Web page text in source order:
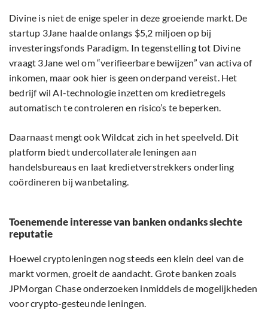
Divine is niet de enige speler in deze groeiende markt. De
startup 3Jane haalde onlangs $5,2 miljoen op bij
investeringsfonds Paradigm. In tegenstelling tot Divine
vraagt 3Jane wel om “verifieerbare bewijzen” van activa of
inkomen, maar ook hier is geen onderpand vereist. Het
bedrijf wil AI-technologie inzetten om kredietregels
automatisch te controleren en risico’s te beperken.
Daarnaast mengt ook Wildcat zich in het speelveld. Dit
platform biedt undercollaterale leningen aan
handelsbureaus en laat kredietverstrekkers onderling
coördineren bij wanbetaling.
Toenemende interesse van banken ondanks slechte
reputatie
Hoewel cryptoleningen nog steeds een klein deel van de
markt vormen, groeit de aandacht. Grote banken zoals
JPMorgan Chase onderzoeken inmiddels de mogelijkheden
voor crypto-gesteunde leningen.